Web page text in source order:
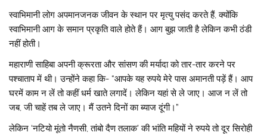
स्वाभिमानी लोग अपमानजनक जीवन के स्थान पर मृत्यु पसंद करते हैं, क्योंकि
स्वाभिमानी आग के समान प्रकृति वाले होते हैं। आग बुझ जाती है लेकिन कभी ठंडी
नहीं होती।
महाराणी साहिबा अपनी क्रूरता और सांसण की मर्यादा को तार-तार करने पर
पश्चाताप में थी। उन्होंने कहा कि- “आपके यह रुपये मेरे पास अमानती पड़ें हैं। आप
घरमें काम न लें तो कहीं धर्म खाते लगादें। लेकिन यहां से ले जाए। आज न लें तो
जब, जी चाहें तब ले जाए। मैं उतने दिनों का ब्याज दूंगी।”
लेकिन ‘नटियो मूंतो नैणसी, तांबो दैण तलाक’ की भांति महियों ने रुपये तो दूर सिरोही